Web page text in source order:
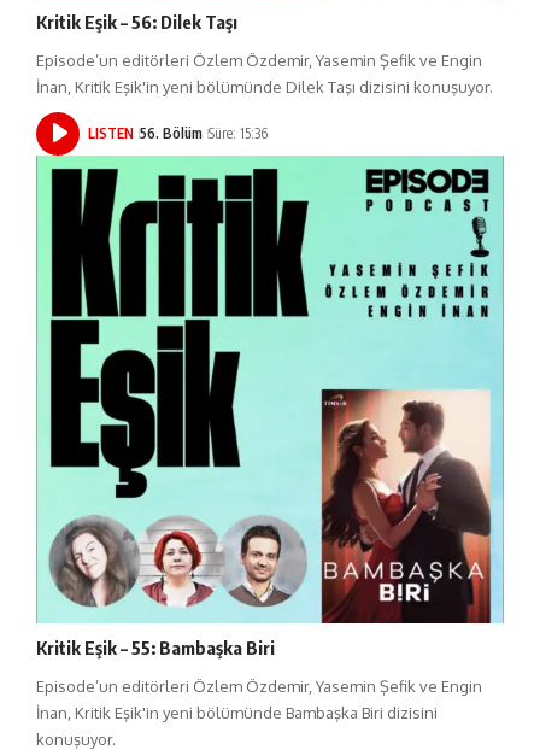
Kritik Eşik – 56: Dilek Taşı
Episode’un editörleri Özlem Özdemir, Yasemin Şefik ve Engin
İnan, Kritik Eşik'in yeni bölümünde Dilek Taşı dizisini konuşuyor.
LISTEN 56. Bölüm Süre: 15:36
Kritik Eşik – 55: Bambaşka Biri
Episode’un editörleri Özlem Özdemir, Yasemin Şefik ve Engin
İnan, Kritik Eşik'in yeni bölümünde Bambaşka Biri dizisini
konuşuyor.